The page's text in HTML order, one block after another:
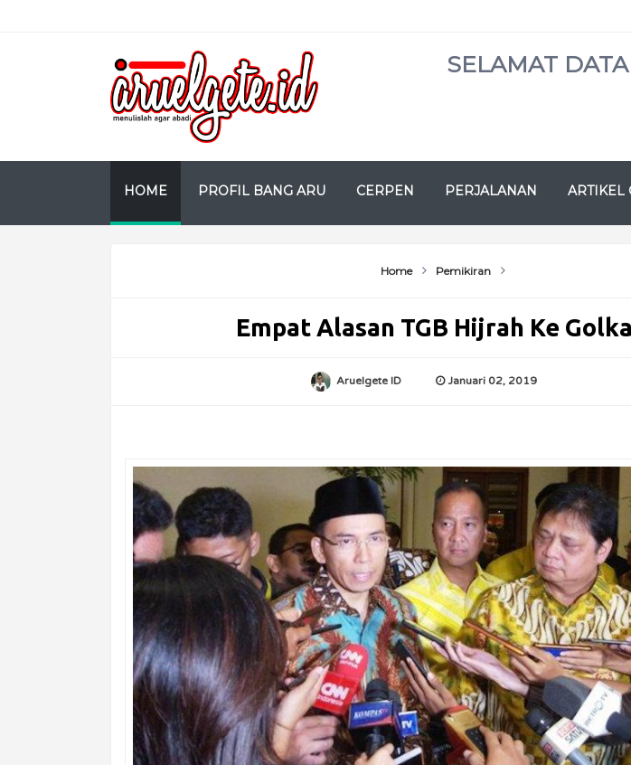
SELAMAT
HOME PROFIL BANG ARU CERPEN PERJALANAN ARTIKEL
Home Pemikiran
Empat Alasan TGB Hijrah Ke
Aruelgete ID Januari 02, 2019